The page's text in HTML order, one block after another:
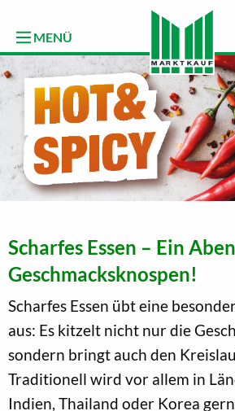
MENÜ
Scharfes Essen – Ein
Geschmacksknospen!
Scharfes Essen übt eine
aus: Es kitzelt nicht nur die
sondern bringt auch den
Traditionell wird vor allem in
Indien, Thailand oder Korea